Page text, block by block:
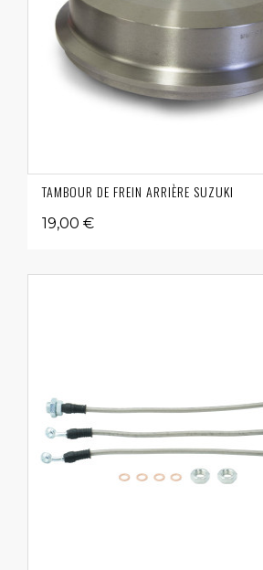
TAMBOUR DE FREIN ARRIÈRE SUZUKI
19,00 €